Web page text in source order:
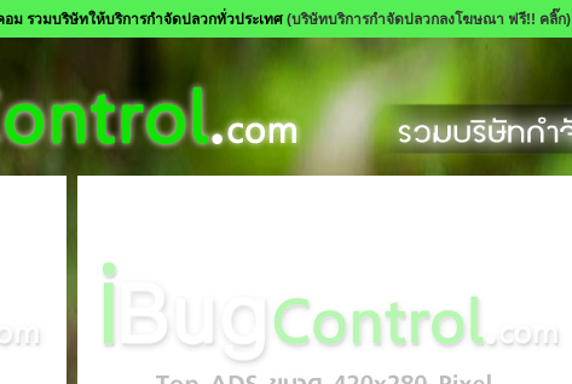
ม รวมบริษัทให้บริการกำจัดปลวกทั่วประเทศ (บริษัทบริการกำจัดปลวกลงโฆษณา ฟรี!! คลิ๊ก)